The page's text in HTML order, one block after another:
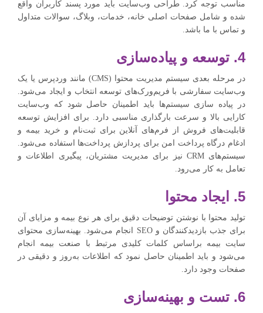
مناسب توجه کرد. طراحی وب‌سایت باید مورد پسند کاربران واقع
شده و شامل صفحات اصلی خانه، خدمات، وبلاگ، سوالات متداول
و تماس با ما باشد.
4. توسعه و پیاده‌سازی
در مرحله بعدی سیستم مدیریت محتوا (CMS) مانند وردپرس یا یک
وب‌سایت سفارشی با فریم‌ورک‌های توسعه انتخاب و ایجاد می‌شود.
در پیاده سازی سیستم‌ها باید اطمینان حاصل شود که وب‌سایت
کارایی بالا و سرعت بارگذاری مناسبی دارد. برای افزایش توسعه
قابلیت‌های فروش از فرم‌های آنلاین برای ثبت‌نام و خرید بیمه و
ادغام درگاه پرداخت امن برای پردازش پرداخت‌ها استفاده می‌شود.
سیستم‌های CRM نیز برای مدیریت مشتریان، پیگیری اطلاعات و
تعامل به کار می‌رود.
5. ایجاد محتوا
تولید محتوا با نوشتن توضیحات دقیق برای هر نوع بیمه و مزایای آن
برای جذب بازدیدکنندگان و SEO انجام می‌شود. بهینه‌سازی محتوای‌
سایت بیمه براساس کلمات کلیدی مرتبط با صنعت بیمه انجام
می‌شود و باید اطمینان حاصل نمود که اطلاعات به‌روز و دقیقی در
صفحات وجود دارد.
6. تست و بهینه‌سازی